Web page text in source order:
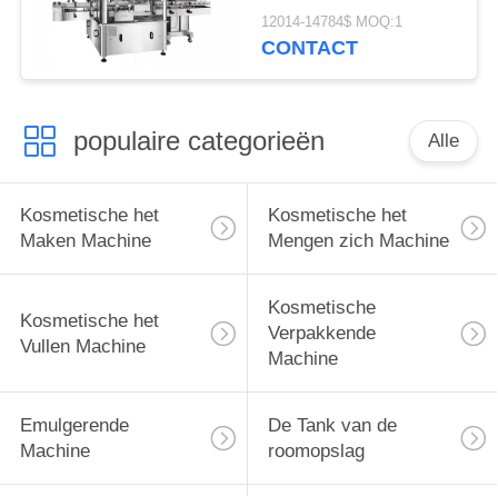
Kosmetische het
Afdekken
12014-14784$ MOQ:1
CONTACT
populaire categorieën Alle
Kosmetische het
Maken Machine
Kosmetische het
Mengen zich Machine
Kosmetische het
Vullen Machine
Kosmetische
Verpakkende
Machine
Emulgerende
Machine
De Tank van de
roomopslag